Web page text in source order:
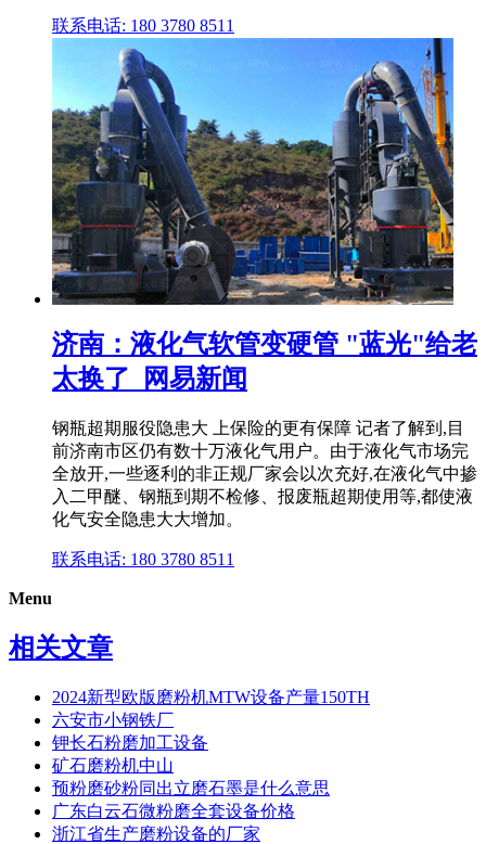
联系电话: 180 3780 8511
济南：液化气软管变硬管 "蓝光"给老
太换了_网易新闻
钢瓶超期服役隐患大 上保险的更有保障 记者了解到,目
前济南市区仍有数十万液化气用户。由于液化气市场完
全放开,一些逐利的非正规厂家会以次充好,在液化气中掺
入二甲醚、钢瓶到期不检修、报废瓶超期使用等,都使液
化气安全隐患大大增加。
联系电话: 180 3780 8511
Menu
相关文章
2024新型欧版磨粉机MTW设备产量150TH
六安市小钢铁厂
钾长石粉磨加工设备
矿石磨粉机中山
预粉磨砂粉同出立磨石墨是什么意思
广东白云石微粉磨全套设备价格
浙江省生产磨粉设备的厂家